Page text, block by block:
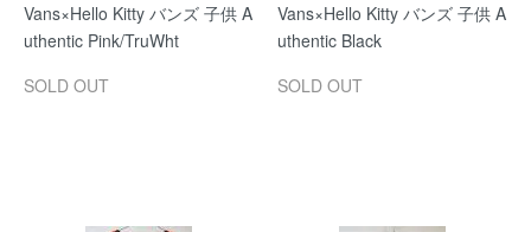
Vans×Hello Kitty バンズ 子供 A
uthentic Pink/TruWht
SOLD OUT
Vans×Hello Kitty バンズ 子供 A
uthentic Black
SOLD OUT